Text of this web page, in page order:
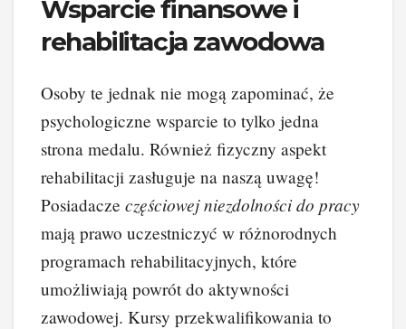
Wsparcie finansowe i
rehabilitacja zawodowa
Osoby te jednak nie mogą zapominać, że
psychologiczne wsparcie to tylko jedna
strona medalu. Również fizyczny aspekt
rehabilitacji zasługuje na naszą uwagę!
Posiadacze częściowej niezdolności do pracy
mają prawo uczestniczyć w różnorodnych
programach rehabilitacyjnych, które
umożliwiają powrót do aktywności
zawodowej. Kursy przekwalifikowania to